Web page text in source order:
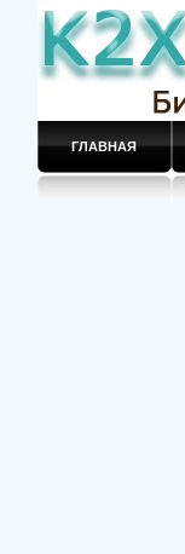
ГЛАВНАЯ